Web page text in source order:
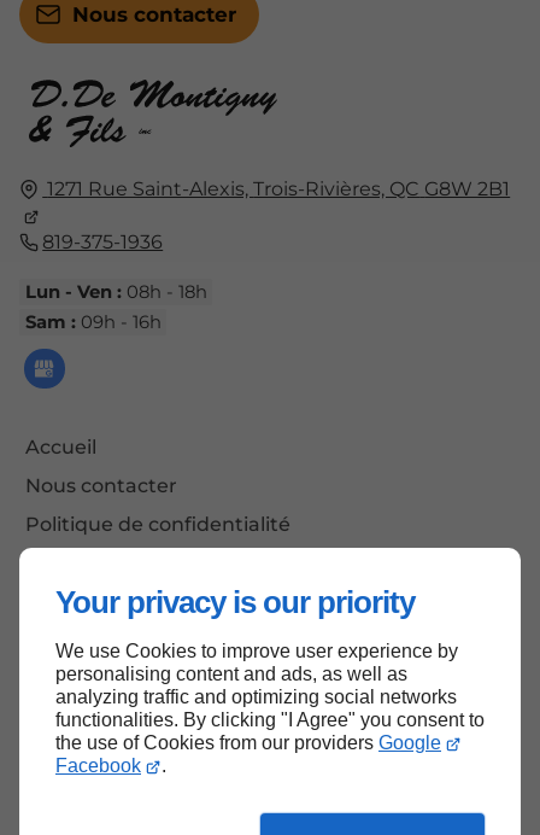
Your privacy is our priority
We use Cookies to improve user experience by
personalising content and ads, as well as
analyzing traffic and optimizing social networks
functionalities. By clicking "I Agree" you consent to
the use of Cookies from our providers Google
Facebook
.
1271 Rue Saint-Alexis,Trois-Rivières, QC G8W 2B1
819-375-1936
Lun - Ven : 08h - 18h
Sam : 09h - 16h
Accueil
Nous contacter
Politique de confidentialité
Nous contacter
Haut de page